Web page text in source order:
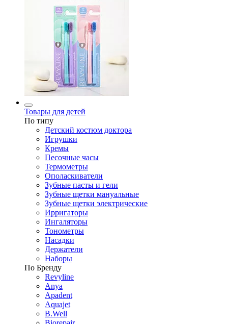
Товары для детей
По типу
Детский костюм доктора
Игрушки
Кремы
Песочные часы
Термометры
Ополаскиватели
Зубные пасты и гели
Зубные щетки мануальные
Зубные щетки электрические
Ирригаторы
Ингаляторы
Тонометры
Насадки
Держатели
Наборы
По Бренду
Revyline
Anya
Apadent
Aquajet
B.Well